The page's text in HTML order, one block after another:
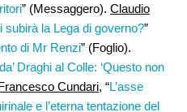
” (Messaggero). Claudio
subirà la Lega di governo?”
di Mr Renzi” (Foglio).
Draghi al Colle: ‘Questo non
Cundari, “L’asse
e l’eterna tentazione del